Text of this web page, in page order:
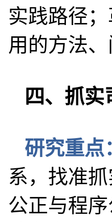
实践路径
用的方法
四、抓
研究重点
系，找准
公正与程